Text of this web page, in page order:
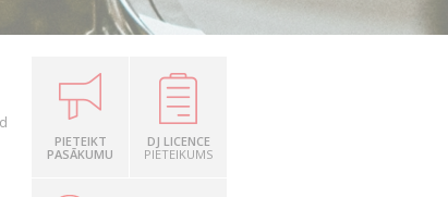
PIETEIKT
PASĀKUMU
DJ LICENCE
PIETEIKUMS